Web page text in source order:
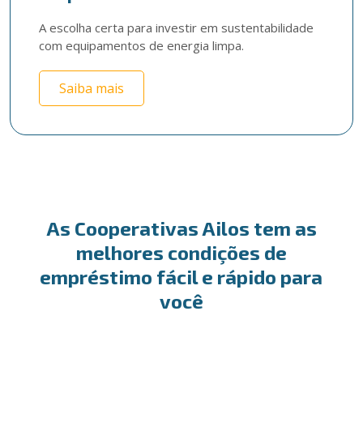
A escolha certa para investir em sustentabilidade
com equipamentos de energia limpa.
Saiba mais
As Cooperativas Ailos tem as
melhores condições de
empréstimo fácil e rápido para
você